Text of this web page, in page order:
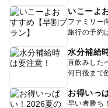
いこーよ
ファミリー
旅行の予約
水分補給
直飲みした
何日後まで
お得いっ
早い者勝ち